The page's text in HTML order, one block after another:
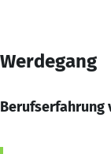
Werdegang
Berufserfahrung